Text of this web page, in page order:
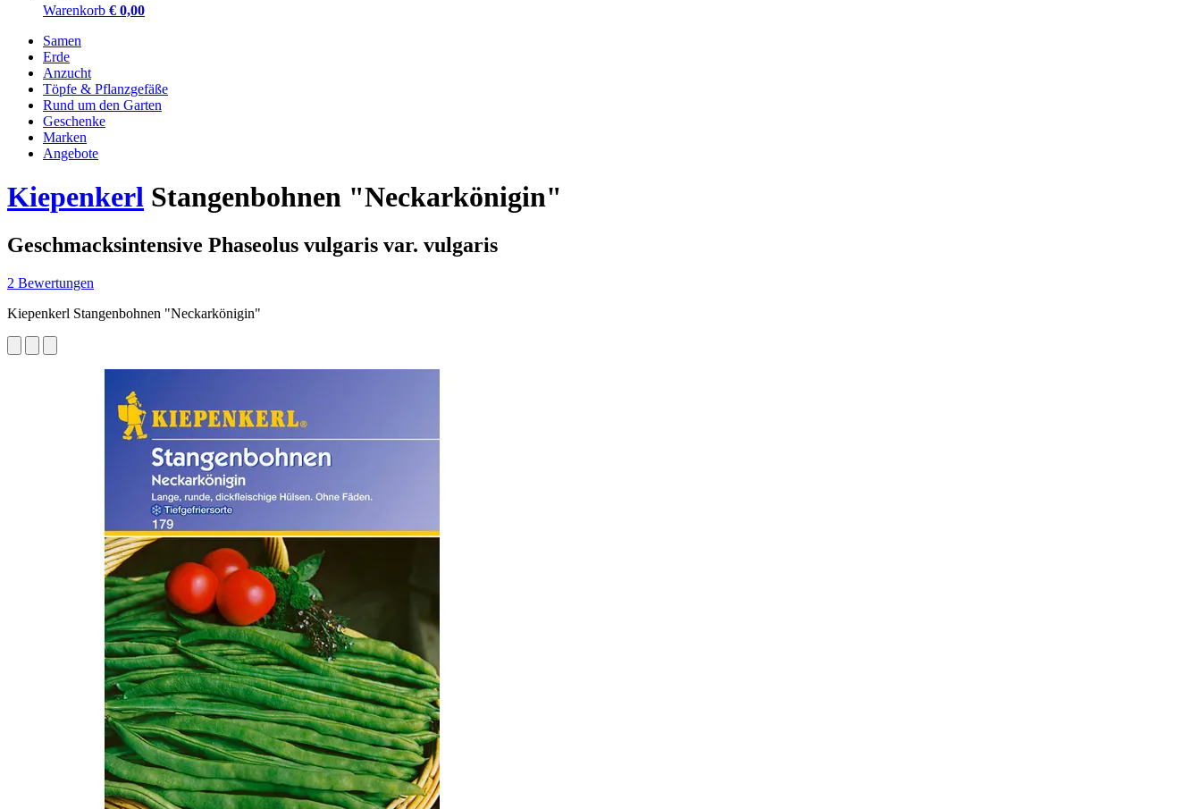
Warenkorb € 0,00
Samen
Erde
Anzucht
Töpfe & Pflanzgefäße
Rund um den Garten
Geschenke
Marken
Angebote
Kiepenkerl Stangenbohnen "Neckarkönigin"
Geschmacksintensive Phaseolus vulgaris var. vulgaris
2 Bewertungen
Kiepenkerl Stangenbohnen "Neckarkönigin"